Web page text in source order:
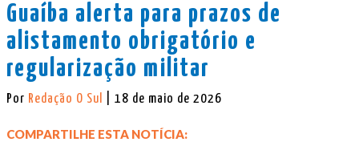
Guaíba alerta para prazos de
alistamento obrigatório e
regularização militar
Por Redação O Sul | 18 de maio de 2026
COMPARTILHE ESTA NOTÍCIA: